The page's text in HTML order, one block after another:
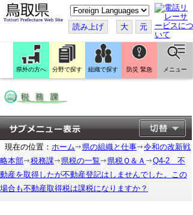
こ
の
ペ
ー
ジ
を
翻
訳
す
読み上げ 大 元
県外の方へ 分野で探す 組織で探す 防災 緊急 メニュー
現在の位置： ホーム 県の組織と仕事
令和の改新戦
略本部
税務課 県税の一覧 県税Ｑ＆Ａ
Q4-2 不
動産を取得したが不動産登記はしませんでした。この
場合も不動産取得税は課税になりますか？